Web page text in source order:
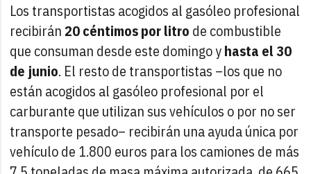
Los transportistas acogidos al gasóleo profesional
recibirán20 céntimos por litro de combustible
que consuman desde este domingo yhasta el 30
de junio. El resto de transportistas –los que no
están acogidos al gasóleo profesional por el
carburante que utilizan sus vehículos o por no ser
transporte pesado– recibirán una ayuda única por
vehículo de 1.800 euros para los camiones de más